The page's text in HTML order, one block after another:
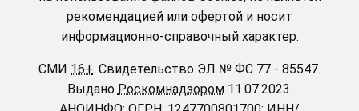
рекомендацией или офертой и носит
информационно-справочный характер.
СМИ 16+. Свидетельство ЭЛ № ФС 77 - 85547.
Выдано Роскомнадзором11.07.2023.